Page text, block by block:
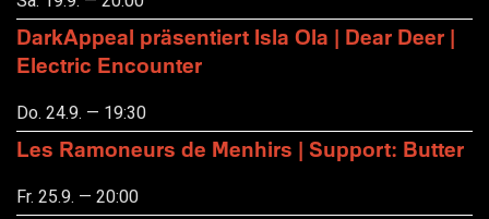
DarkAppeal präsentiert Isla Ola | Dear Deer |
Electric Encounter
Do. 24.9. — 19:30
Les Ramoneurs de Menhirs | Support: Butter
Fr. 25.9. — 20:00